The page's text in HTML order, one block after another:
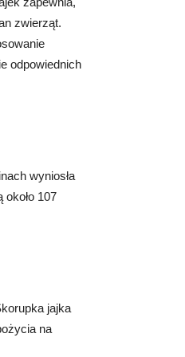
zwierząt.
odpowiednich
wyniosła
107
jajka
na